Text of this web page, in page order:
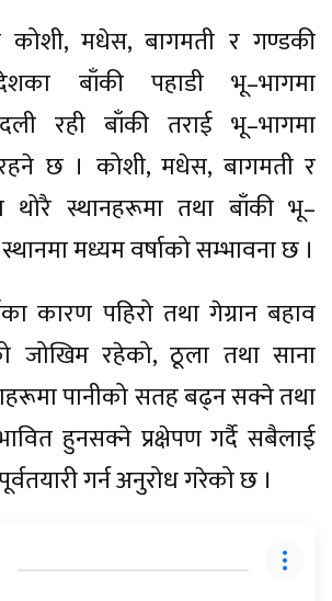
मधेस, बागमती र गण्डकी
बाँकी पहाडी भू–भागमा
रही बाँकी तराई भू–भागमा
छ । कोशी, मधेस, बागमती र
थोरै स्थानहरूमा तथा बाँकी भू–
मध्यम वर्षाको सम्भावना छ ।
कारण पहिरो तथा गेग्रान बहाव
जोखिम रहेको, ठूला तथा साना
पानीको सतह बढ्न सक्ने तथा
हुनसक्ने प्रक्षेपण गर्दै सबैलाई
गर्न अनुरोध गरेको छ ।